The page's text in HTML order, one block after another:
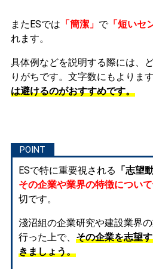
またESでは 「簡潔」 で「短いセ
れます。
具体例などを説明する際には、
りがちです。文字数にもよります
は避けるのがおすすめです。
ESで特に重要視される 「志望
その企業や業界の特徴につい
切です。
淺沼組の企業研究や建設業界
行った上で、 その企業を志望
きましょう。